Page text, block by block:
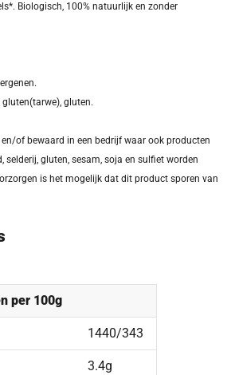
Biologisch, 100% natuurlijk en zonder
gluten.
of bewaard in een bedrijf waar ook producten
selderij, gluten, sesam, soja en sulfiet worden
is het mogelijk dat dit product sporen van
per 100g
1440/343
3.4g